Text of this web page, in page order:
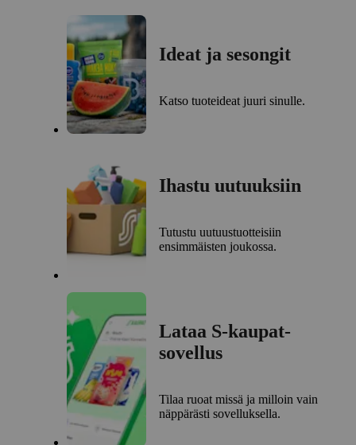
Ideat ja sesongit
Katso tuoteideat juuri sinulle.
Ihastu uutuuksiin
Tutustu uutuustuotteisiin
ensimmäisten joukossa.
Lataa S-kaupat-
sovellus
Tilaa ruoat missä ja milloin vain
näppärästi sovelluksella.